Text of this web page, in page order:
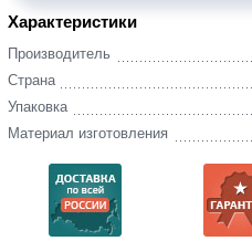
Характеристики
Производитель
Страна
Упаковка
Материал изготовления